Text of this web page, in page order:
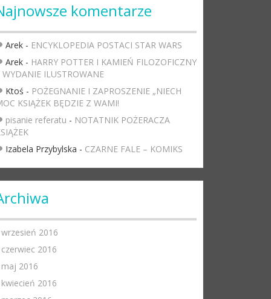
komentarze
Arek - ENCYKLOPEDIA POSTACI STAR WARS
Arek - HARRY POTTER I KAMIEŃ FILOZOFICZNY
WYDANIE ILUSTROWANE
Ktoś - POŻEGNANIE I ZAPROSZENIE „NIECH
KSIĄŻEK BĘDZIE Z WAMI!
pisanie referatu - NOTATNIK POŻERACZA
Izabela Przybylska - CZARNE FALE – KOMIKS
wrzesień 2016
czerwiec 2016
maj 2016
kwiecień 2016